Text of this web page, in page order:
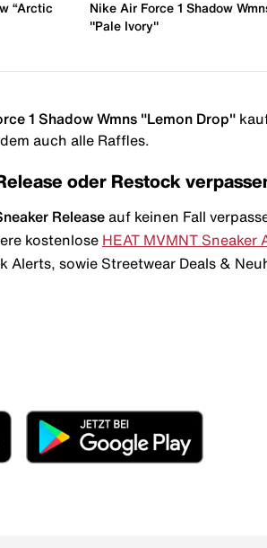
“Arctic
Nike Air Force 1 Shadow
"Pale Ivory"
1 Shadow Wmns "Lemon Drop"
auch alle Raffles.
oder Restock
Release auf keinen Fall
kostenlose HEAT MVMNT Sneaker
Alerts, sowie Streetwear Deals &